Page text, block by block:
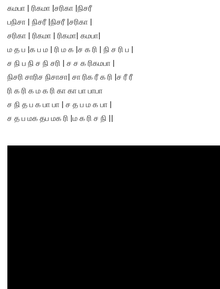
கமபா | ரிகமா |சரிகா |நிசரீ
பநிசா | நிசரீ |நிசரீ |சரிகா |
சரிகா | ரிகமா | ரிகமா| கமபா|
ம த ப |க ப ம | ரி ம க |ச க ரி | நி ச ரி ப |
ச நி ப நி ச நி சரி | ச ச க ரிகமபா |
நிசரி சாரிச நிசாசா| சா ரிக ரீ க ரி |ச ரீ ரீ
ரி க ரி க ம க ரி கா கா பா பாபா
ச நி த ப க பா பா | ச த ப ம க பா |
ச த ப மக தப மக ரி |ம க ரி ச நி ||